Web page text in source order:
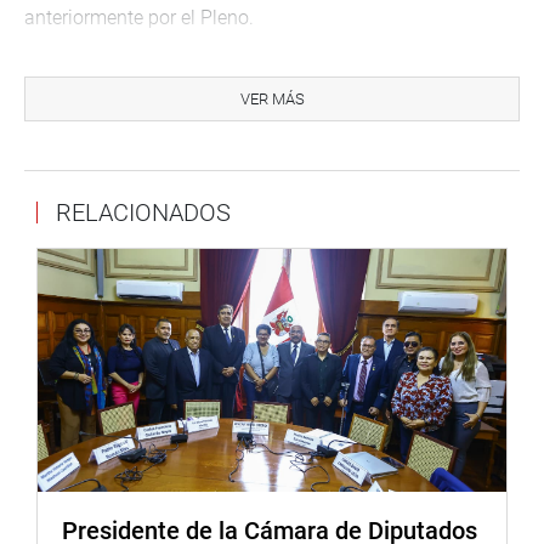
anteriormente por el Pleno.
En otro momento, la subcomisión aprobó, en forma
de Calificación de la Denuncia Constitucional N.°129
formulada por la exfiscal de la Nación, Zoraida Ávalos
Rivera, contra el exjuez supremo, Enrique Mendoza
Ramírez, por el presunto delito contra la administración
pública, en la modalidad de cohecho pasivo específico,
tipificado en el artículo 395º del Código Penal.
El argumento esgrimido por la secretaría técnica es que
feneció el plazo del antejuicio.
También fue aprobado en forma unánime la propuesta de
la improcedencia del Informe de Calificación de la
Linares Cornejo, contra la exfiscal de la Nación, Zoraida
VER MÁS
RELACIONADOS
Presidente de la Cámara de Diputados